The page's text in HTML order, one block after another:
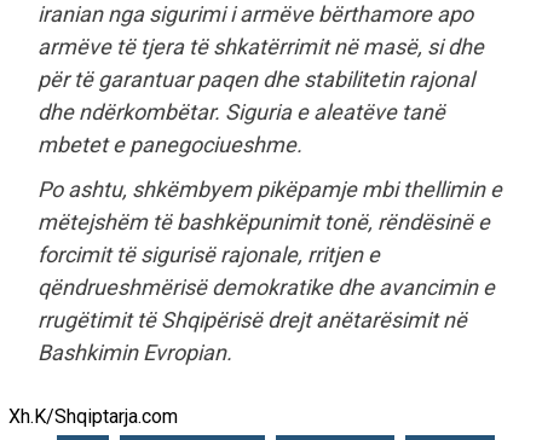
iranian nga sigurimi i armëve bërthamore apo
armëve të tjera të shkatërrimit në masë, si dhe
për të garantuar paqen dhe stabilitetin rajonal
dhe ndërkombëtar. Siguria e aleatëve tanë
mbetet e panegociueshme.
Po ashtu, shkëmbyem pikëpamje mbi thellimin e
mëtejshëm të bashkëpunimit tonë, rëndësinë e
forcimit të sigurisë rajonale, rritjen e
qëndrueshmërisë demokratike dhe avancimin e
rrugëtimit të Shqipërisë drejt anëtarësimit në
Bashkimin Evropian.
Xh.K/Shqiptarja.com